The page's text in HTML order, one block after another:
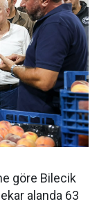
göre Bilecik
alanda 63